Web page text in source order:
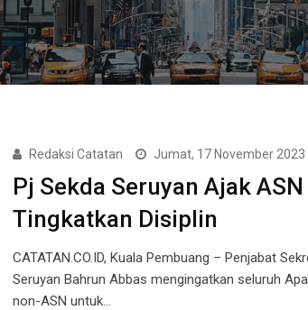
Redaksi Catatan Jumat, 17 November 2023
Pj Sekda Seruyan Ajak
Tingkatkan Disiplin
CATATAN.CO.ID, Kuala Pembuang – Penjabat
Seruyan Bahrun Abbas mengingatkan seluruh
non-ASN untuk…